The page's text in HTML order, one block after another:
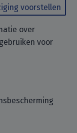
voorstellen
over
voor